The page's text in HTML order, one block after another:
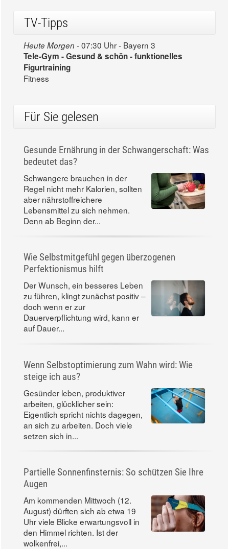
TV-Tipps
Heute Morgen -07:30 Uhr - Bayern 3
Tele-Gym - Gesund & schön - funktionelles
Figurtraining
Fitness
Für Sie gelesen
Gesunde Ernährung in der Schwangerschaft: Was
bedeutet das?
Schwangere brauchen in der
Regel nicht mehr Kalorien, sollten
aber nährstoffreichere
Lebensmittel zu sich nehmen.
Denn ab Beginn der...
Wie Selbstmitgefühl gegen überzogenen
Perfektionismus hilft
Der Wunsch, ein besseres Leben
zu führen, klingt zunächst positiv –
doch wenn er zur
Dauerverpflichtung wird, kann er
auf Dauer...
Wenn Selbstoptimierung zum Wahn wird: Wie
steige ich aus?
Gesünder leben, produktiver
arbeiten, glücklicher sein:
Eigentlich spricht nichts dagegen,
an sich zu arbeiten. Doch viele
setzen sich in...
Partielle Sonnenfinsternis: So schützen Sie Ihre
Augen
Am kommenden Mittwoch (12.
August) dürften sich ab etwa 19
Uhr viele Blicke erwartungsvoll in
den Himmel richten. Ist der
wolkenfrei,...